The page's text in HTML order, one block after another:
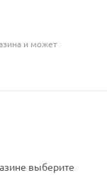
и может
выберите